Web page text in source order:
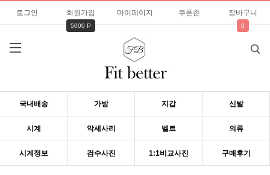
로그인 회원가입
5000 P
마이페이지 쿠폰존 장바구니
0
국내배송 가방 지갑 신발
시계 악세사리 벨트 의류
시계정보 검수사진 1:1비교사진 구매후기